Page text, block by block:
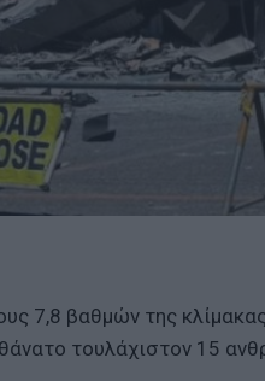
7,8 βαθμών της
τουλάχιστον 15